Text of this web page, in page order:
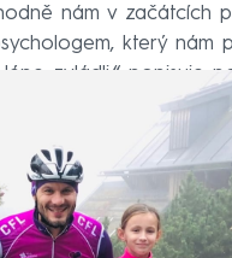
nám v začátcích
který nám
zvládli,“ popisuje